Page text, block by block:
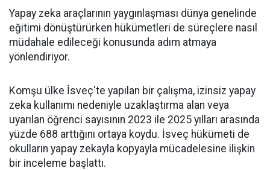
Yapay zeka araçlarının yaygınlaşması dünya genelinde
eğitimi dönüştürürken hükümetleri de süreçlere nasıl
müdahale edileceği konusunda adım atmaya
yönlendiriyor.
Komşu ülke İsveç'te yapılan bir çalışma, izinsiz yapay
zeka kullanımı nedeniyle uzaklaştırma alan veya
uyarılan öğrenci sayısının 2023 ile 2025 yılları arasında
yüzde 688 arttığını ortaya koydu. İsveç hükümeti de
okulların yapay zekayla kopyayla mücadelesine ilişkin
bir inceleme başlattı.